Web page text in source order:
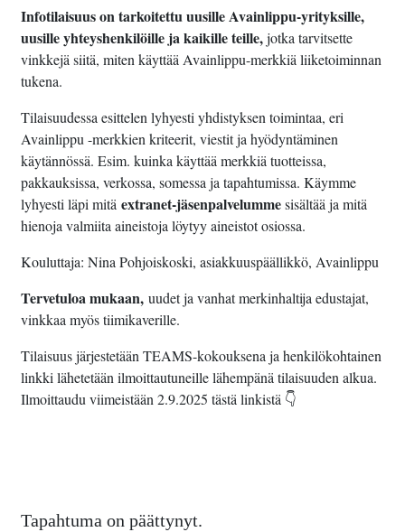
Infotilaisuus on tarkoitettu uusille Avainlippu-yrityksille,
uusille yhteyshenkilöille ja kaikille teille,jotka tarvitsette
vinkkejä siitä, miten käyttää Avainlippu-merkkiä liiketoiminnan
tukena.
Tilaisuudessa esittelen lyhyesti yhdistyksen toimintaa, eri
Avainlippu -merkkien kriteerit, viestit ja hyödyntäminen
käytännössä. Esim. kuinka käyttää merkkiä tuotteissa,
pakkauksissa, verkossa, somessa ja tapahtumissa. Käymme
lyhyesti läpi mitä extranet-jäsenpalvelummesisältää ja mitä
hienoja valmiita aineistoja löytyy aineistot osiossa.
Kouluttaja: Nina Pohjoiskoski, asiakkuuspäällikkö, Avainlippu
Tervetuloa mukaan, uudet ja vanhat merkinhaltija edustajat,
vinkkaa myös tiimikaverille.
Tilaisuus järjestetään TEAMS-kokouksena ja henkilökohtainen
linkki lähetetään ilmoittautuneille lähempänä tilaisuuden alkua.
Ilmoittaudu viimeistään 2.9.2025 tästä linkistä 👇
Tapahtuma on päättynyt.